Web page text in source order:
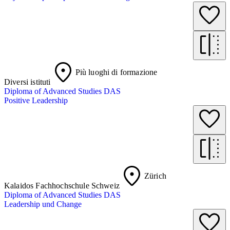
Diversi istituti
Più luoghi di formazione
Diploma of Advanced Studies DAS
Positive Leadership
Kalaidos Fachhochschule Schweiz
Zürich
Diploma of Advanced Studies DAS
Leadership und Change